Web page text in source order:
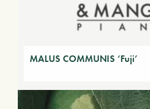
MALUS COMMUNIS ‘Fuji’